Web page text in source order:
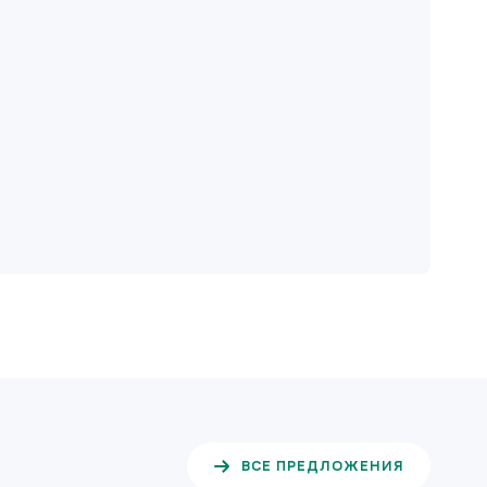
ВСЕ ПРЕДЛОЖЕНИЯ